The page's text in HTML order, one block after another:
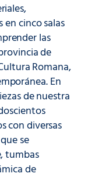
cinco salas
las
de
Romana,
En
de nuestra
con diversas
se
tumbas
de